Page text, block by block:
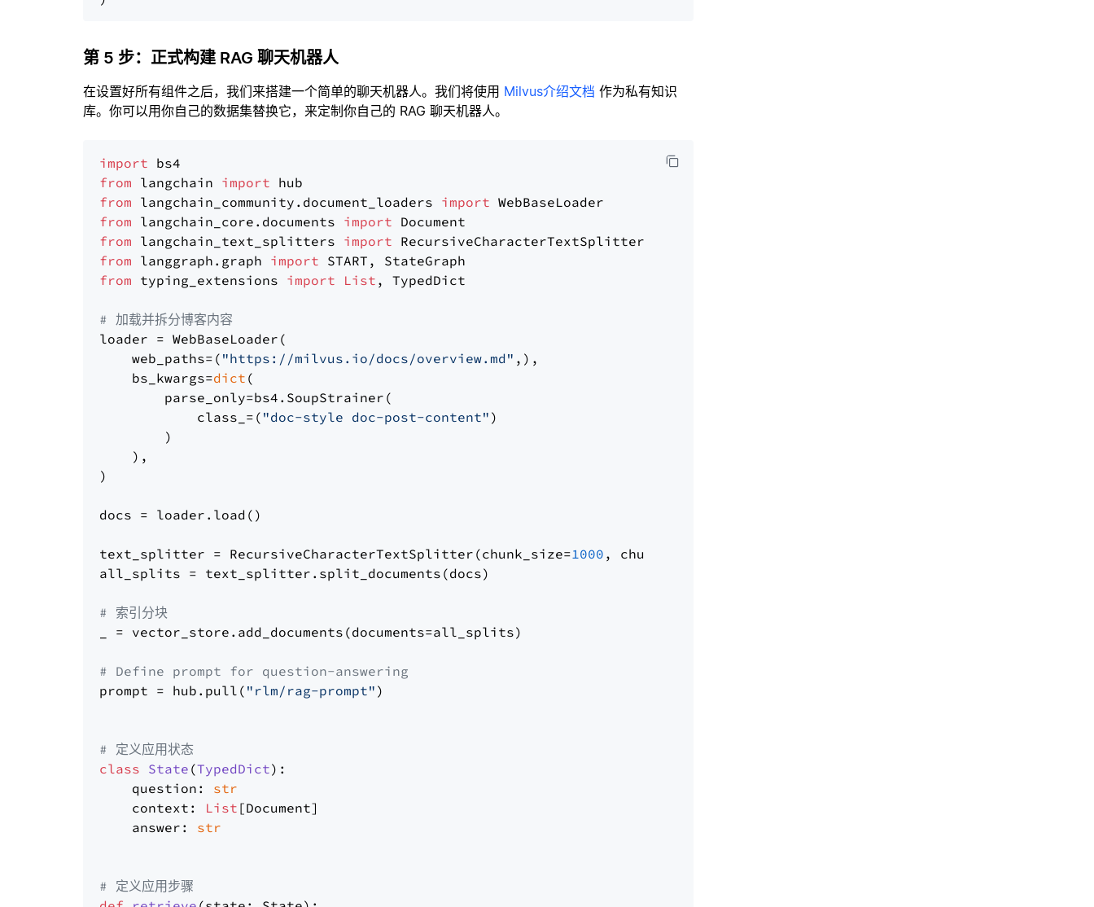
第 5 步：正式构建 RAG 聊天机器人
在设置好所有组件之后，我们来搭建一个简单的聊天机器人。我们将使用 Milvus介绍文档 作为私有知识
库。你可以用你自己的数据集替换它，来定制你自己的 RAG 聊天机器人。
import
from langchain import
from langchain_community.document_loaders import
from langchain_core.documents import
from langchain_text_splitters import
from langgraph.graph import
from typing_extensions import List , TypedDict
# 加载并拆分博客内容
loader = WebBaseLoader(
    web_paths=(
"https://milvus.io/docs/overview.md" ,),
    bs_kwargs=
dict (
        parse_only=bs4.SoupStrainer(
            class_=(
"doc-style doc-post-content" )
        )
    ),
)
docs = loader.load()
text_splitter = RecursiveCharacterTextSplitter(chunk_size=1000 , chunk_overlap=
all_splits = text_splitter.split_documents(docs)
# 索引分块
_ = vector_store.add_documents(documents=all_splits)
# Define prompt for question-answering
prompt = hub.pull( "rlm/rag-prompt" )
# 定义应用状态
class State (TypedDict):
    question:
str
    context:
List [Document]
    answer:
str
# 定义应用步骤